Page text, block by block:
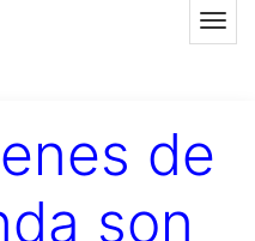
de
son